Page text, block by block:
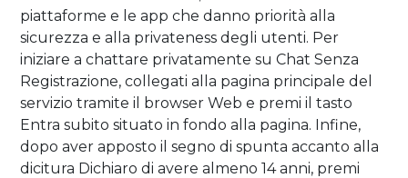
piattaforme e le app che danno priorità alla
sicurezza e alla privateness degli utenti. Per
iniziare a chattare privatamente su Chat Senza
Registrazione, collegati alla pagina principale del
servizio tramite il browser Web e premi il tasto
Entra subito situato in fondo alla pagina. Infine,
dopo aver apposto il segno di spunta accanto alla
dicitura Dichiaro di avere almeno 14 anni, premi